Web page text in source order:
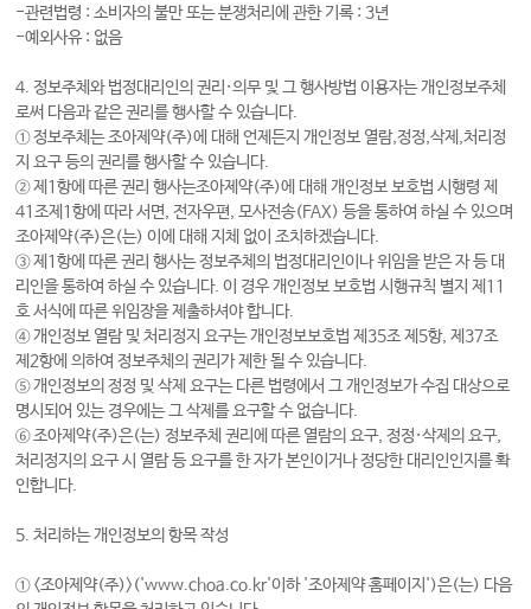
-관련법령 : 소비자의 불만 또는 분쟁처리에 관한 기록 : 3년
-예외사유 : 없음
4. 정보주체와 법정대리인의 권리·의무 및 그 행사방법 이용자는 개인정보주체
로써 다음과 같은 권리를 행사할 수 있습니다.
① 정보주체는 조아제약(주)에 대해 언제든지 개인정보 열람,정정,삭제,처리정
지 요구 등의 권리를 행사할 수 있습니다.
② 제1항에 따른 권리 행사는조아제약(주)에 대해 개인정보 보호법 시행령 제
41조제1항에 따라 서면, 전자우편, 모사전송(FAX) 등을 통하여 하실 수 있으며
조아제약(주)은(는) 이에 대해 지체 없이 조치하겠습니다.
③ 제1항에 따른 권리 행사는 정보주체의 법정대리인이나 위임을 받은 자 등 대
리인을 통하여 하실 수 있습니다. 이 경우 개인정보 보호법 시행규칙 별지 제11
호 서식에 따른 위임장을 제출하셔야 합니다.
④ 개인정보 열람 및 처리정지 요구는 개인정보보호법 제35조 제5항, 제37조
제2항에 의하여 정보주체의 권리가 제한 될 수 있습니다.
⑤ 개인정보의 정정 및 삭제 요구는 다른 법령에서 그 개인정보가 수집 대상으로
명시되어 있는 경우에는 그 삭제를 요구할 수 없습니다.
⑥ 조아제약(주)은(는) 정보주체 권리에 따른 열람의 요구, 정정·삭제의 요구,
처리정지의 요구 시 열람 등 요구를 한 자가 본인이거나 정당한 대리인인지를 확
인합니다.
5. 처리하는 개인정보의 항목 작성
①<조아제약(주)>('www.choa.co.kr'이하 '조아제약 홈페이지')은(는) 다음